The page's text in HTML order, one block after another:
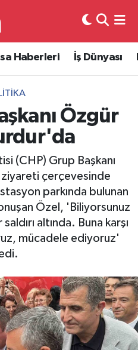
Haberleri İş Dünyası
Özgür
(CHP) Grup Başkanı
çerçevesinde
parkında bulunan
Özel, 'Biliyorsunuz
altında. Buna karşı
mücadele ediyoruz'
ve Fikstür